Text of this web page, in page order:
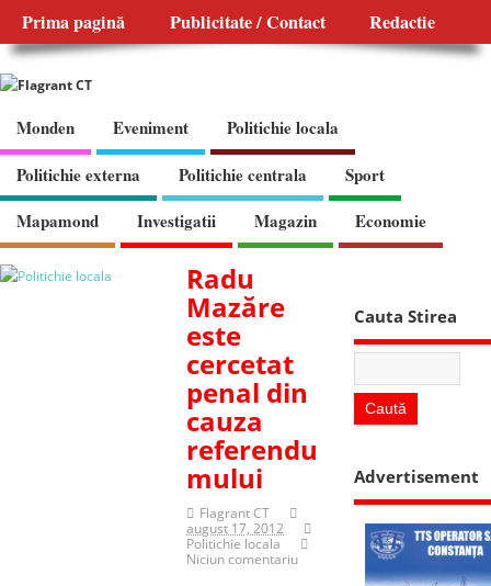
Prima pagină Publicitate / Contact Redactie
Monden Eveniment
Politichie locala
Politichie externa
Politichie centrala
Sport
Mapamond
Investigatii Magazin Economie
Radu
Mazăre
este
cercetat
penal din
cauza
referendu
mului
Flagrant CT
august 17, 2012
Politichie locala
Niciun comentariu
Cauta Stirea
Advertisement